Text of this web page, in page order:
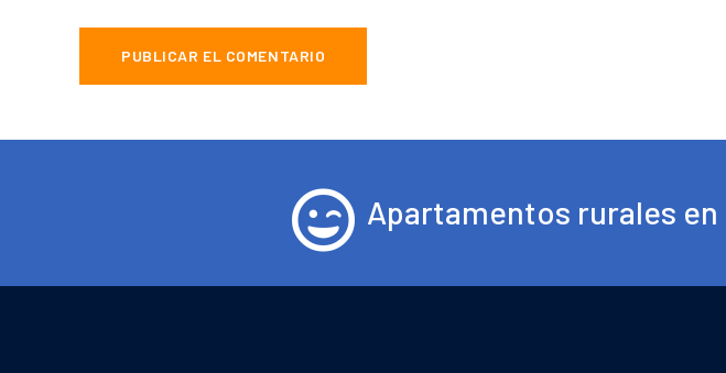
Apartamentos rurales en